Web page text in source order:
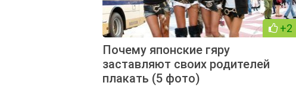
+2
Почему японские гяру
заставляют своих родителей
плакать (5 фото)